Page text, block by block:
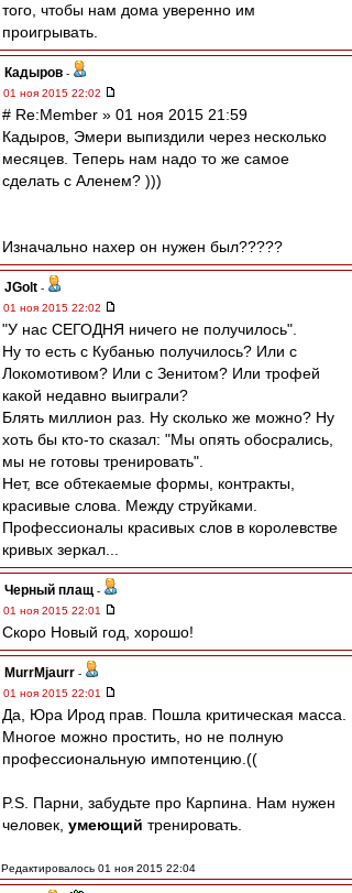
того, чтобы нам дома уверенно им
проигрывать.
Кадыров -
01 ноя 2015 22:02
# Re:Member » 01 ноя 2015 21:59
Кадыров, Эмери выпиздили через несколько
месяцев. Теперь нам надо то же самое
сделать с Аленем? )))
Изначально нахер он нужен был?????
JGolt -
01 ноя 2015 22:02
"У нас СЕГОДНЯ ничего не получилось".
Ну то есть с Кубанью получилось? Или с
Локомотивом? Или с Зенитом? Или трофей
какой недавно выиграли?
Блять миллион раз. Ну сколько же можно? Ну
хоть бы кто-то сказал: "Мы опять обосрались,
мы не готовы тренировать".
Нет, все обтекаемые формы, контракты,
красивые слова. Между струйками.
Профессионалы красивых слов в королевстве
кривых зеркал...
Черный плащ -
01 ноя 2015 22:01
Скоро Новый год, хорошо!
MurrMjaurr -
01 ноя 2015 22:01
Да, Юра Ирод прав. Пошла критическая масса.
Многое можно простить, но не полную
профессиональную импотенцию.((
P.S. Парни, забудьте про Карпина. Нам нужен
человек, умеющий тренировать.
Редактировалось 01 ноя 2015 22:04